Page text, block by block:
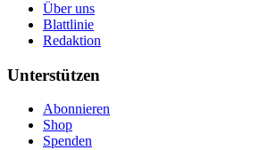
Über uns
Blattlinie
Redaktion
Unterstützen
Abonnieren
Shop
Spenden